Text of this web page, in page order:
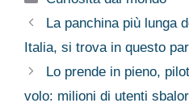
La panchina più lunga
Italia, si trova in questo
Lo prende in pieno,
volo: milioni di utenti